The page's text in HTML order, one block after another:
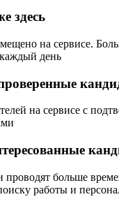
здесь
на сервисе.
день
на сервисе с
проводят больше
работы и